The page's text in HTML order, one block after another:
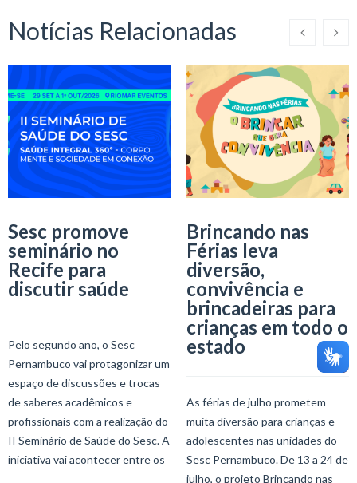
Notícias Relacionadas
Sesc promove
seminário no
Recife para
discutir saúde
Pelo segundo ano, o Sesc
Pernambuco vai protagonizar um
espaço de discussões e trocas
de saberes acadêmicos e
profissionais com a realização do
II Seminário de Saúde do Sesc. A
iniciativa vai acontecer entre os
Brincando nas
Férias leva
diversão,
convivência e
brincadeiras para
crianças em todo o
estado
As férias de julho prometem
muita diversão para crianças e
adolescentes nas unidades do
Sesc Pernambuco. De 13 a 24 de
julho, o projeto Brincando nas